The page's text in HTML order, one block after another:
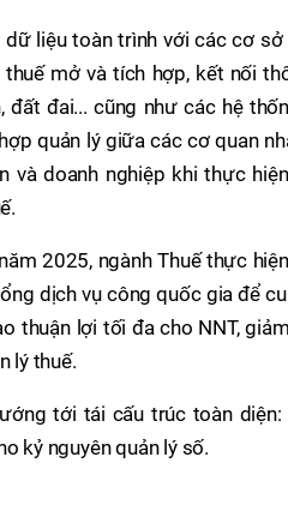
liệu toàn trình với các cơ
thuế mở và tích hợp, kết nối
đất đai... cũng như các hệ
quản lý giữa các cơ quan
và doanh nghiệp khi thực
2025, ngành Thuế thực
dịch vụ công quốc gia để
thuận lợi tối đa cho NNT,
lý thuế.
tới tái cấu trúc toàn
kỷ nguyên quản lý số.